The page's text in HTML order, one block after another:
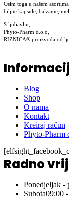
Osim toga u našem
biljne kapsule, balzame,
S ljubavlju,
Phyto-Pharm d.o.o,
RIZNICA® proizvoda od
Blog
Shop
O nama
Kontakt
Kreiraj račun
Phyto-Pharm
Radno
Ponedjeljak -
Subota09:00